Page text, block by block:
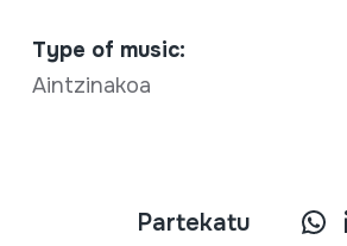
Type of music:
Aintzinakoa
Partekatu